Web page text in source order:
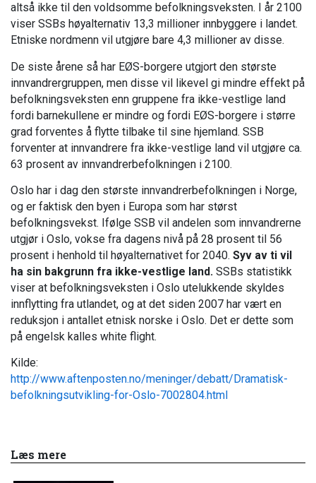
altså ikke til den voldsomme befolkningsveksten. I år 2100
viser SSBs høyalternativ 13,3 millioner innbyggere i landet.
Etniske nordmenn vil utgjøre bare 4,3 millioner av disse.
De siste årene så har EØS-borgere utgjort den største
innvandrergruppen, men disse vil likevel gi mindre effekt på
befolkningsveksten enn gruppene fra ikke-vestlige land
fordi barnekullene er mindre og fordi EØS-borgere i større
grad forventes å flytte tilbake til sine hjemland. SSB
forventer at innvandrere fra ikke-vestlige land vil utgjøre ca.
63 prosent av innvandrerbefolkningen i 2100.
Oslo har i dag den største innvandrerbefolkningen i Norge,
og er faktisk den byen i Europa som har størst
befolkningsvekst. Ifølge SSB vil andelen som innvandrerne
utgjør i Oslo, vokse fra dagens nivå på 28 prosent til 56
prosent i henhold til høyalternativet for 2040. Syv av ti vil
ha sin bakgrunn fra ikke-vestlige land. SSBs statistikk
viser at befolkningsveksten i Oslo utelukkende skyldes
innflytting fra utlandet, og at det siden 2007 har vært en
reduksjon i antallet etnisk norske i Oslo. Det er dette som
på engelsk kalles white flight.
Kilde:
http://www.aftenposten.no/meninger/debatt/Dramatisk-
befolkningsutvikling-for-Oslo-7002804.html
Læs mere